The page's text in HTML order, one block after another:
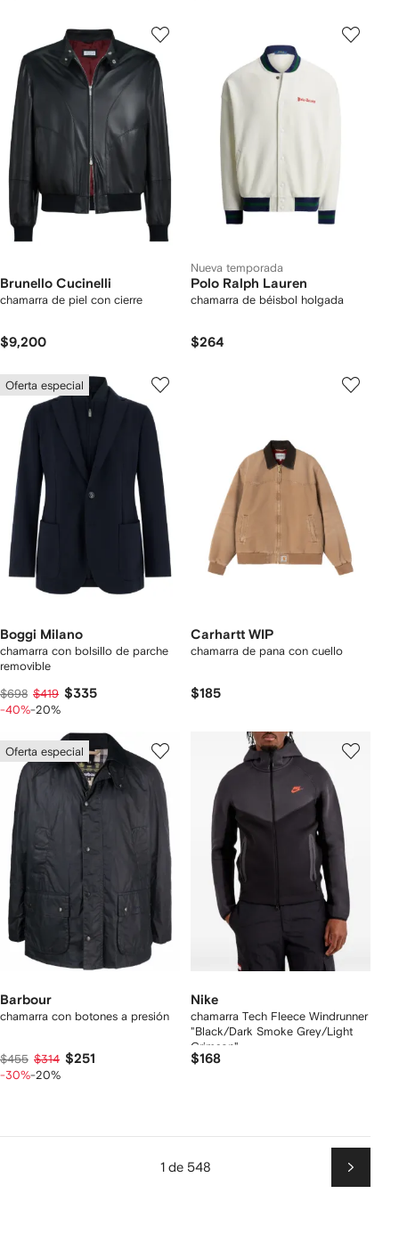
Brunello Cucinelli
chamarra de piel con cierre
$9,200
Nueva temporada
Polo Ralph Lauren
chamarra de béisbol holgada
$264
Oferta especial
Boggi Milano
chamarra con bolsillo de parche
removible
$698 $419 $335
-40%-20%
Carhartt WIP
chamarra de pana con cuello
$185
Oferta especial
Barbour
chamarra con botones a presión
$455 $314 $251
-30%-20%
Nike
chamarra Tech Fleece Windrunner
"Black/Dark Smoke Grey/Light
Crimson"
$168
1 de 548